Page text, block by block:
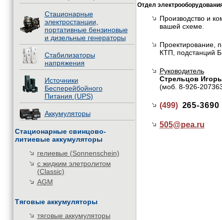
Стационарные
электростанции,
портативные бензиновые
и дизельные генераторы
Стабилизаторы
напряжения
Источники
Бесперейбойного
Питания (UPS)
Аккумуляторы
Стационарные свинцово-
литиевые аккумуляторы
гелиевые (Sonnenschein)
с жидким элетролитом
(Classic)
AGM
Тяговые аккумуляторы
тяговые аккумуляторы
Отдел
Производство и
вашей схеме.
Проектирование,
КТП, подстанций
Руководитель
Стрельцов
(моб. 8-926-
(499) 265-3690
505@pea.ru